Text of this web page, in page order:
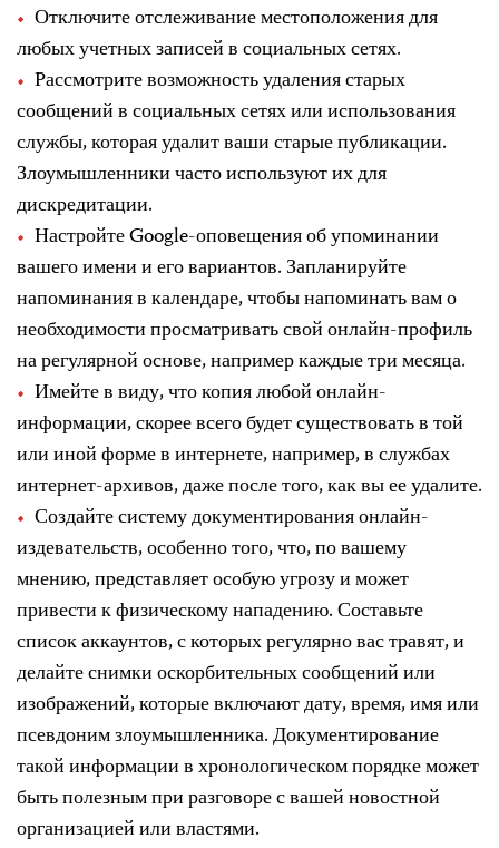
Отключите отслеживание местоположения для
любых учетных записей в социальных сетях.
Рассмотрите возможность удаления старых
сообщений в социальных сетях или использования
службы, которая удалит ваши старые публикации.
Злоумышленники часто используют их для
дискредитации.
Настройте Google-оповещения об упоминании
вашего имени и его вариантов. Запланируйте
напоминания в календаре, чтобы напоминать вам о
необходимости просматривать свой онлайн-профиль
на регулярной основе, например каждые три месяца.
Имейте в виду, что копия любой онлайн-
информации, скорее всего будет существовать в той
или иной форме в интернете, например, в службах
интернет-архивов, даже после того, как вы ее удалите.
Создайте систему документирования онлайн-
издевательств, особенно того, что, по вашему
мнению, представляет особую угрозу и может
привести к физическому нападению. Составьте
список аккаунтов, с которых регулярно вас травят, и
делайте снимки оскорбительных сообщений или
изображений, которые включают дату, время, имя или
псевдоним злоумышленника. Документирование
такой информации в хронологическом порядке может
быть полезным при разговоре с вашей новостной
организацией или властями.